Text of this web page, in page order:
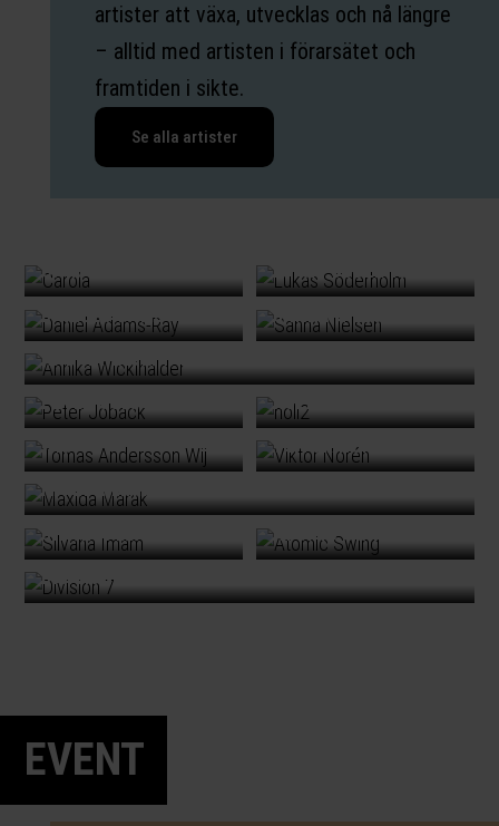
artister att växa, utvecklas och nå längre
– alltid med artisten i förarsätet och
framtiden i sikte.
Se alla artister
CAROLA LUKAS SÖDERHOLM
DANIEL ADAMS-RAY SANNA NIELSEN
ANNIKA WICKIHALDER
PETER JÖBACK
NOLL2
TOMAS ANDERSSON
WIJ
VIKTOR NORÉN
MAXIDA MÄRAK
SILVANA IMAM ATOMIC SWING
DIVISION 7
EVENT